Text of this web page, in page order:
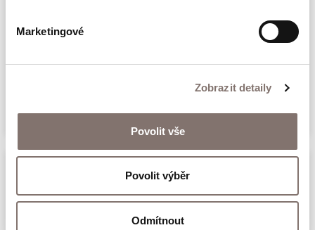
Marketingové
Zobrazit detaily
Povolit vše
Povolit výběr
Odmítnout
Štefánik